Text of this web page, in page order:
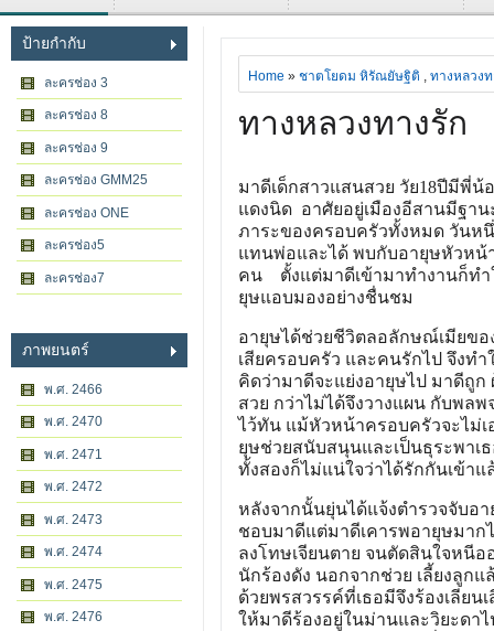
ป้ายกำกับ
ละครช่อง 3
ละครช่อง 8
ละครช่อง 9
ละครช่อง GMM25
ละครช่อง ONE
ละครช่อง5
ละครช่อง7
ภาพยนตร์
พ.ศ. 2466
พ.ศ. 2470
พ.ศ. 2471
พ.ศ. 2472
พ.ศ. 2473
พ.ศ. 2474
พ.ศ. 2475
พ.ศ. 2476
Home » ชาตโยดม หิรัณยัษฐิติ , ทางหลวงท
ทางหลวงทางรัก
มาดีเด็กสาวแสนสวย วัย18ปีมีพี่
แดงนิด อาศัยอยู่เมืองอีสานมีฐา
ภาระของครอบครัวทั้งหมด วันห
แทนพ่อและได้ พบกับอายุษหัวหน้
คน ตั้งแต่มาดีเข้ามาทำงานก็ทำ
ยุษแอบมองอย่างชื่นชม
อายุษได้ช่วยชีวิตลอลักษณ์เมียขอ
เสียครอบครัว และคนรักไป จึงท
คิดว่ามาดีจะแย่งอายุษไป มาดีถู
สวย กว่าไม่ได้จึงวางแผน กับพ
ไว้ทัน แม้หัวหน้าครอบครัวจะไม่
ยุษช่วยสนับสนุนและเป็นธุระพา
ทั้งสองก็ไม่แน่ใจว่าได้รักกันเข้าแ
หลังจากนั้นยุ่นได้แจ้งตำรวจจับอ
ชอบมาดีแต่มาดีเคารพอายุษมาก
ลงโทษเจียนตาย จนตัดสินใจหนีอ
นักร้องดัง นอกจากช่วย เลี้ยงลูก
ด้วยพรสวรรค์ที่เธอมีจึงร้องเลียน
ให้มาดีร้องอยู่ในม่านและวิยะดา